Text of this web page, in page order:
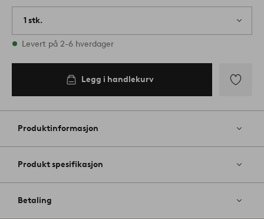
1 stk.
På lager
Levert på 2-6 hverdager
Legg i handlekurv
til
Produktinformasjon
Produkt spesifikasjon
Betaling